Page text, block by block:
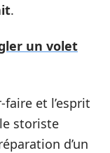
.
un volet
faire et l’esprit
storiste
d’un